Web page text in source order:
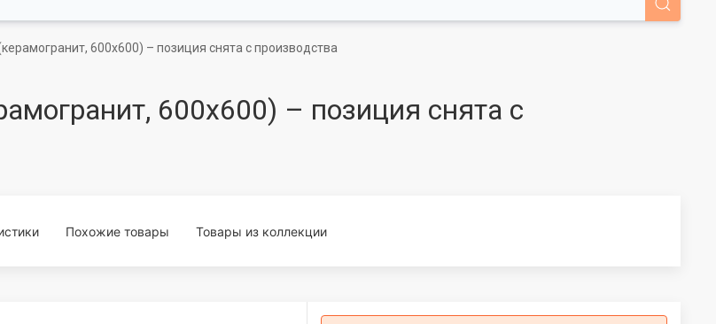
600x600) – позиция снята с производства
600x600) – позиция снята с
Похожие товары Товары из коллекции